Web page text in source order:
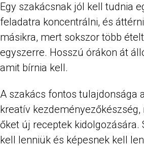
Egy szakácsnak jól kell tudnia
feladatra koncentrálni, és
másikra, mert sokszor több
egyszerre. Hosszú órákon át
amit bírnia kell.
A szakács fontos tulajdonsága
kreatív
őket új receptek kidolgozására.
kell lenniük és képesnek kell